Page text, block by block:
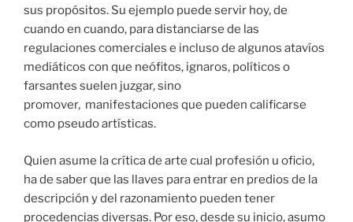
sus propósitos. Su ejemplo puede servir hoy, de
cuando en cuando, para distanciarse de las
regulaciones comerciales e incluso de algunos atavíos
mediáticos con que neófitos, ignaros, políticos o
farsantes suelen juzgar, sino
promover, manifestaciones que pueden calificarse
como pseudo artísticas.
Quien asume la crítica de arte cual profesión u oficio,
ha de saber que las llaves para entrar en predios de la
descripción y del razonamiento pueden tener
procedencias diversas. Por eso, desde su inicio, asumo